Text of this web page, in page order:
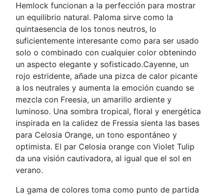
Hemlock funcionan a la perfección para mostrar
un equilibrio natural. Paloma sirve como la
quintaesencia de los tonos neutros, lo
suficientemente interesante como para ser usado
solo o combinado con cualquier color obtenindo
un aspecto elegante y sofisticado.Cayenne, un
rojo estridente, añade una pizca de calor picante
a los neutrales y aumenta la emoción cuando se
mezcla con Freesia, un amarillo ardiente y
luminoso. Una sombra tropical, floral y energética
inspirada en la calidez de Fressia sienta las bases
para Celosia Orange, un tono espontáneo y
optimista. El par Celosia orange con Violet Tulip
da una visión cautivadora, al igual que el sol en
verano.
La gama de colores toma como punto de partida